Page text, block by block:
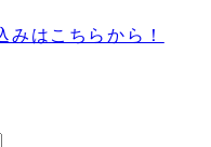
みはこちらから！